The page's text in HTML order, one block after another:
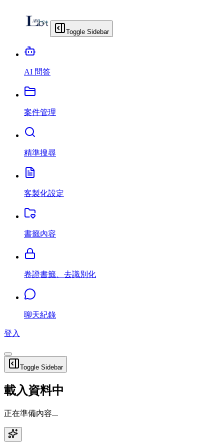
Toggle Sidebar
AI 問答
案件管理
精準搜尋
客製化設定
書籤內容
卷證書籤、去識別化
聊天紀錄
登入
Toggle Sidebar
載入資料中
正在準備內容...